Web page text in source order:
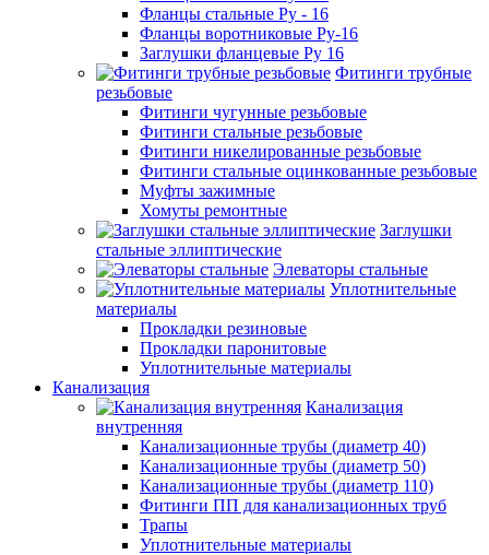
Фланцы стальные Ру - 16
Фланцы воротниковые Ру-16
Заглушки фланцевые Ру 16
Фитинги трубные
резьбовые
Фитинги чугунные резьбовые
Фитинги стальные резьбовые
Фитинги никелированные резьбовые
Фитинги стальные оцинкованные резьбовые
Муфты зажимные
Хомуты ремонтные
Заглушки
стальные эллиптические
Элеваторы стальные
Уплотнительные
материалы
Прокладки резиновые
Прокладки паронитовые
Уплотнительные материалы
Канализация
Канализация
внутренняя
Канализационные трубы (диаметр 40)
Канализационные трубы (диаметр 50)
Канализационные трубы (диаметр 110)
Фитинги ПП для канализационных труб
Трапы
Уплотнительные материалы